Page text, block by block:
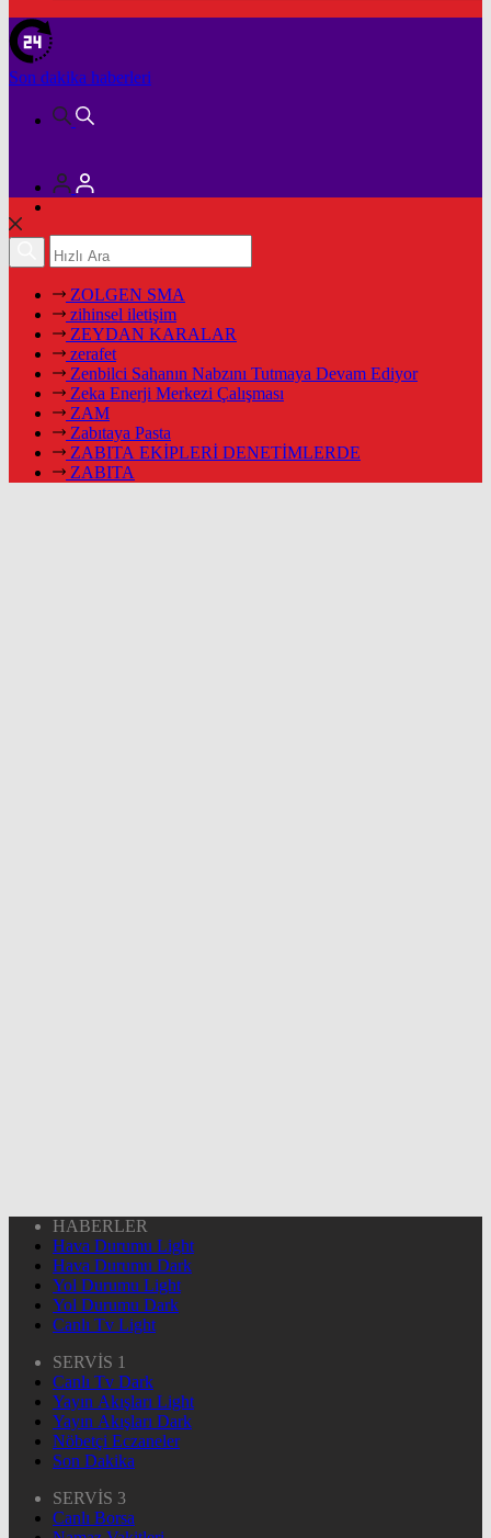
Son dakika haberleri
ZOLGEN SMA
zihinsel iletişim
ZEYDAN KARALAR
zerafet
Zenbilci Sahanın Nabzını Tutmaya Devam Ediyor
Zeka Enerji Merkezi Çalışması
ZAM
Zabıtaya Pasta
ZABITA EKİPLERİ DENETİMLERDE
ZABITA
HABERLER
Hava Durumu Light
Hava Durumu Dark
Yol Durumu Light
Yol Durumu Dark
Canlı Tv Light
SERVİS 1
Canlı Tv Dark
Yayın Akışları Light
Yayın Akışları Dark
Nöbetçi Eczaneler
Son Dakika
SERVİS 3
Canlı Borsa